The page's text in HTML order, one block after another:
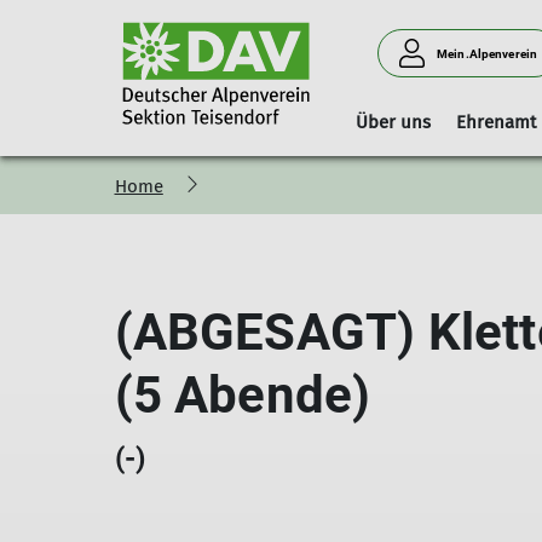
Mein.Alpenverein
Über uns
Vorstand Geschäftsstelle Mitgliedschaft
Ehrenamt
Vorstandschaft
Hinweise
Boulderhalle Teisendorf
Home
(ABGESAGT)
(5 Abende)
(-)